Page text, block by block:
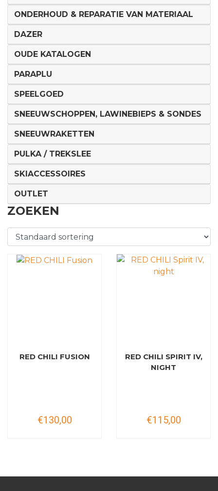
ONDERHOUD & REPARATIE VAN MATERIAAL
DAZER
OUDE KATALOGEN
PARAPLU
SPEELGOED
SNEEUWSCHOPPEN, LAWINEBIEPS & SONDES
SNEEUWRAKETTEN
PULKA / TREKSLEE
SKIACCESSOIRES
OUTLET
ZOEKEN
RED CHILI FUSION
€130,00
RED CHILI SPIRIT IV,
NIGHT
€115,00